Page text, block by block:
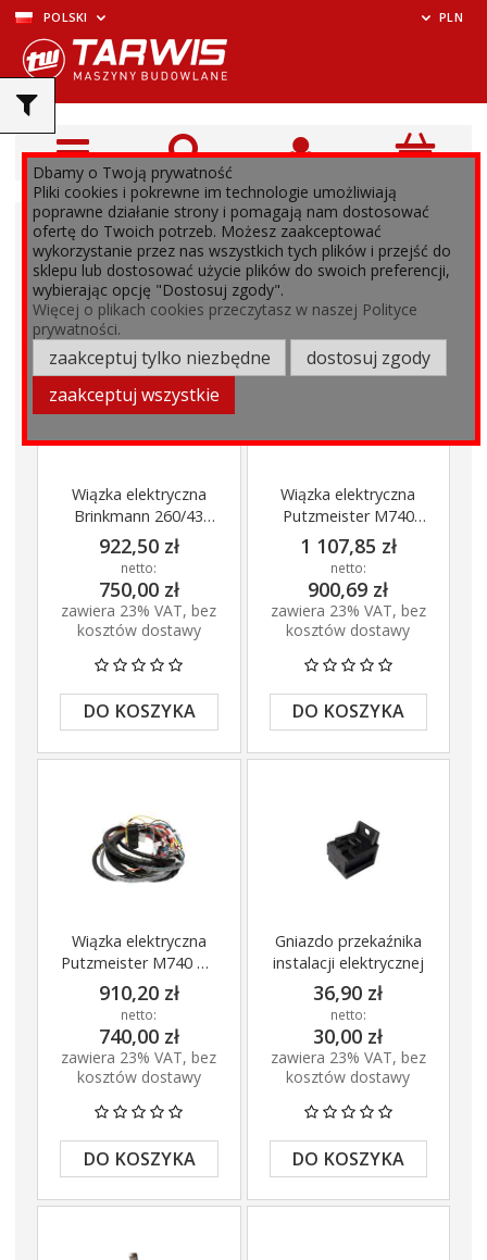
POLSKI PLN
Wiązka elektryczna
Brinkmann 260/43
oraz Putzmeister
3241
922,50 zł
netto:
750,00 zł
zawiera 23% VAT, bez
kosztów dostawy
DO KOSZYKA
Wiązka elektryczna
Putzmeister M740
2000-2007
1 107,85 zł
netto:
900,69 zł
zawiera 23% VAT, bez
kosztów dostawy
DO KOSZYKA
Wiązka elektryczna
Putzmeister M740 po
2008
910,20 zł
netto:
740,00 zł
zawiera 23% VAT, bez
kosztów dostawy
DO KOSZYKA
Gniazdo przekaźnika
instalacji elektrycznej
36,90 zł
netto:
30,00 zł
zawiera 23% VAT, bez
kosztów dostawy
DO KOSZYKA
Dbamy o Twoją prywatność
Pliki cookies i pokrewne im technologie umożliwiają
poprawne działanie strony i pomagają nam dostosować
ofertę do Twoich potrzeb. Możesz zaakceptować
wykorzystanie przez nas wszystkich tych plików i przejść do
sklepu lub dostosować użycie plików do swoich preferencji,
wybierając opcję "Dostosuj zgody".
Więcej o plikach cookies przeczytasz w naszej Polityce
prywatności.
zaakceptuj tylko niezbędne
dostosuj zgody
zaakceptuj wszystkie